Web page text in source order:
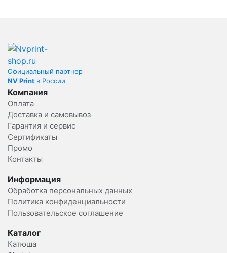
Официальный партнер
NV Print в России
Компания
Оплата
Доставка и самовывоз
Гарантия и сервис
Сертификаты
Промо
Контакты
Информация
Обработка персональных данных
Политика конфиденциальности
Пользовательское соглашение
Каталог
Катюша